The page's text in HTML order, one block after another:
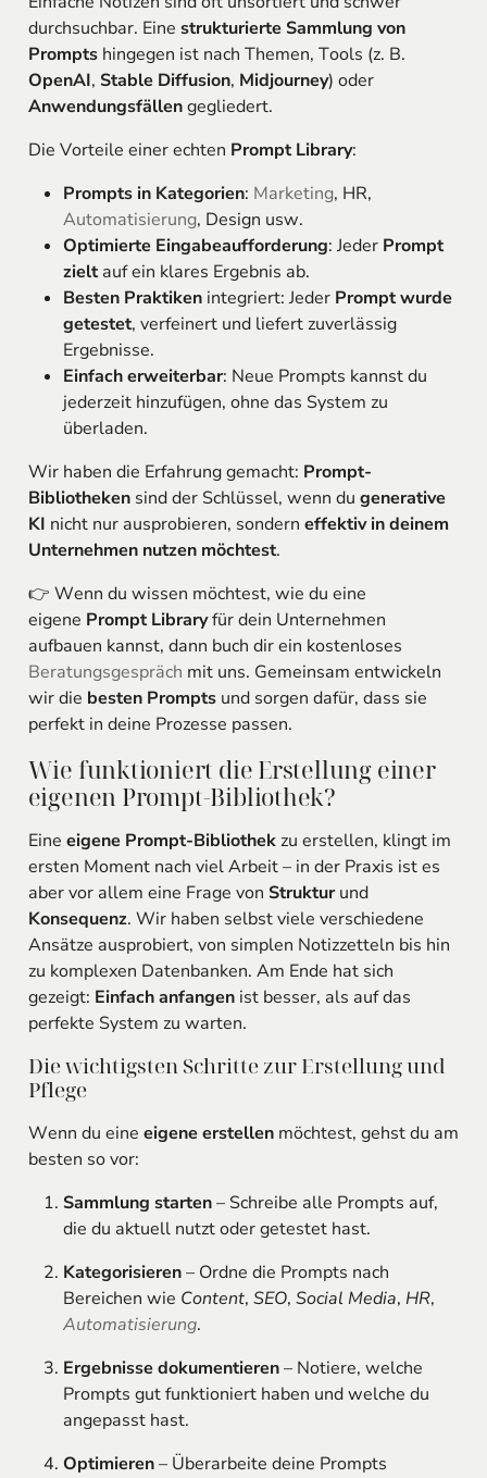
durchsuchbar. Eine strukturierte Sammlung von
Promptshingegen ist nach Themen, Tools (z. B.
OpenAI, Stable Diffusion, Midjourney) oder
Anwendungsfällengegliedert.
Die Vorteile einer echten Prompt Library:
Prompts in Kategorien: Marketing, HR,
Automatisierung, Design usw.
Optimierte Eingabeaufforderung: Jeder Prompt
zieltauf ein klares Ergebnis ab.
Besten Praktikenintegriert: Jeder Prompt wurde
getestet, verfeinert und liefert zuverlässig
Ergebnisse.
Einfach erweiterbar: Neue Prompts kannst du
jederzeit hinzufügen, ohne das System zu
überladen.
Wir haben die Erfahrung gemacht: Prompt-
Bibliothekensind der Schlüssel, wenn du generative
KI nicht nur ausprobieren, sondern effektiv in deinem
Unternehmen nutzen möchtest.
👉 Wenn du wissen möchtest, wie du eine
eigene Prompt Libraryfür dein Unternehmen
aufbauen kannst, dann buch dir ein kostenloses
Beratungsgespräch mit uns. Gemeinsam entwickeln
wir die besten Promptsund sorgen dafür, dass sie
perfekt in deine Prozesse passen.
Wie funktioniert die Erstellung einer
eigenen Prompt-Bibliothek?
Eine eigene Prompt-Bibliothekzu erstellen, klingt im
ersten Moment nach viel Arbeit – in der Praxis ist es
aber vor allem eine Frage von Strukturund
Konsequenz. Wir haben selbst viele verschiedene
Ansätze ausprobiert, von simplen Notizzetteln bis hin
zu komplexen Datenbanken. Am Ende hat sich
gezeigt: Einfach anfangenist besser, als auf das
perfekte System zu warten.
Die wichtigsten Schritte zur Erstellung und
Pflege
Wenn du eine eigene erstellenmöchtest, gehst du am
besten so vor:
Sammlung starten– Schreibe alle Prompts auf,
die du aktuell nutzt oder getestet hast.
Kategorisieren– Ordne die Prompts nach
Bereichen wie Content, SEO, Social Media, HR,
Automatisierung.
Ergebnisse dokumentieren– Notiere, welche
Prompts gut funktioniert haben und welche du
angepasst hast.
Optimieren– Überarbeite deine Prompts